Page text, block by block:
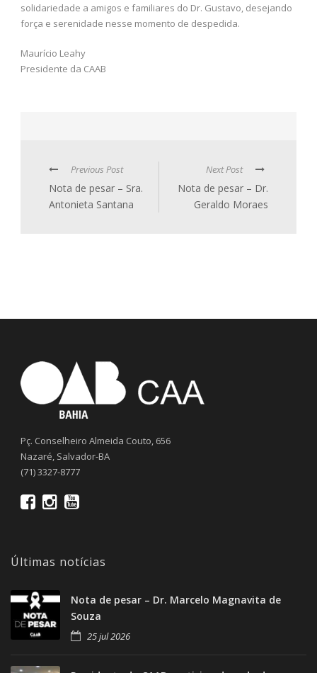
solidariedade a amigos e familiares do Dr. Gustavo, desejando
força e serenidade nesse momento de despedida.
Maurício Leahy
Presidente da CAAB
Previous Post
Nota de pesar – Sra.
Antonieta Santana
Next Post
Nota de pesar – Dr.
Geraldo Moraes
Pç. Conselheiro Almeida Couto, 656
Nazaré, Salvador-BA
(71) 3327-8777
Últimas notícias
Nota de pesar – Dr. Marcelo Magnavita de
Souza
25 jul 2026